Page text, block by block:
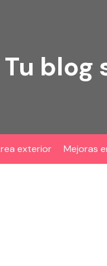
Tu blog
exterior Mejoras